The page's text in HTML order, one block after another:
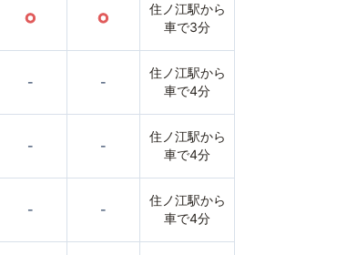
○ ○
住ノ江駅から
車で3分
- -
住ノ江駅から
車で4分
- -
住ノ江駅から
車で4分
- -
住ノ江駅から
車で4分